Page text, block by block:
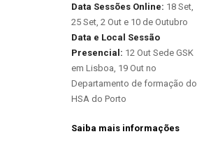
Data Sessões Online: 18 Set,
25 Set, 2 Out e 10 de Outubro
Data e Local Sessão
Presencial: 12 Out Sede GSK
em Lisboa, 19 Out no
Departamento de formação do
HSA do Porto
Saiba mais informações